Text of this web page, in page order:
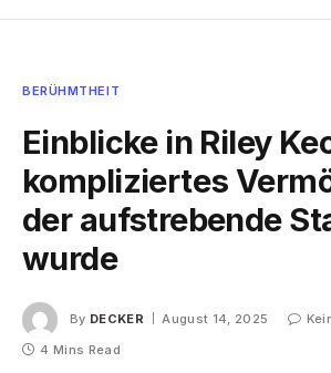
BERÜHMTHEIT
Einblicke in Riley
kompliziertes
der aufstrebende
wurde
By DECKER August 14, 2025
4 Mins Read